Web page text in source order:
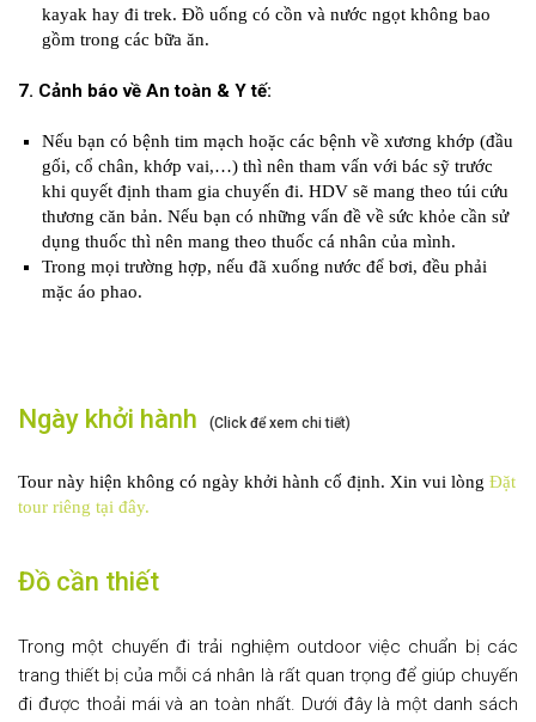
kayak hay đi trek. Đồ uống có cồn và nước ngọt không bao
gồm trong các bữa ăn.
7. Cảnh báo về An toàn & Y tế:
Nếu bạn có bệnh tim mạch hoặc các bệnh về xương khớp (đầu
gối, cổ chân, khớp vai,…) thì nên tham vấn với bác sỹ trước
khi quyết định tham gia chuyến đi. HDV sẽ mang theo túi cứu
thương căn bản. Nếu bạn có những vấn đề về sức khỏe cần sử
dụng thuốc thì nên mang theo thuốc cá nhân của mình.
Trong mọi trường hợp, nếu đã xuống nước để bơi, đều phải
mặc áo phao.
Ngày khởi hành (Click để xem chi tiết)
Tour này hiện không có ngày khởi hành cố định. Xin vui lòng Đặt
tour riêng tại đây.
Đồ cần thiết
Trong một chuyến đi trải nghiệm outdoor việc chuẩn bị các
trang thiết bị của mỗi cá nhân là rất quan trọng để giúp chuyến
đi được thoải mái và an toàn nhất. Dưới đây là một danh sách